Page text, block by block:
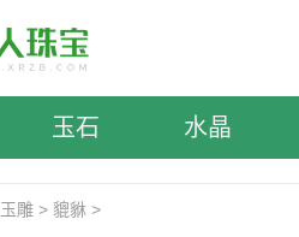
玉石 水晶
玉雕 > 貔貅 >